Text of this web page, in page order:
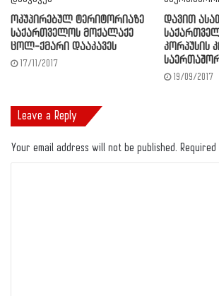
ოკუპირებულ ტერიტორიაზე
საქართველოს მოქალაქე
ცოლ-ქმარი დააკავეს
17/11/2017
დავით
კორპუსის
19/09/2017
Leave a Reply
Your email address will not be published.